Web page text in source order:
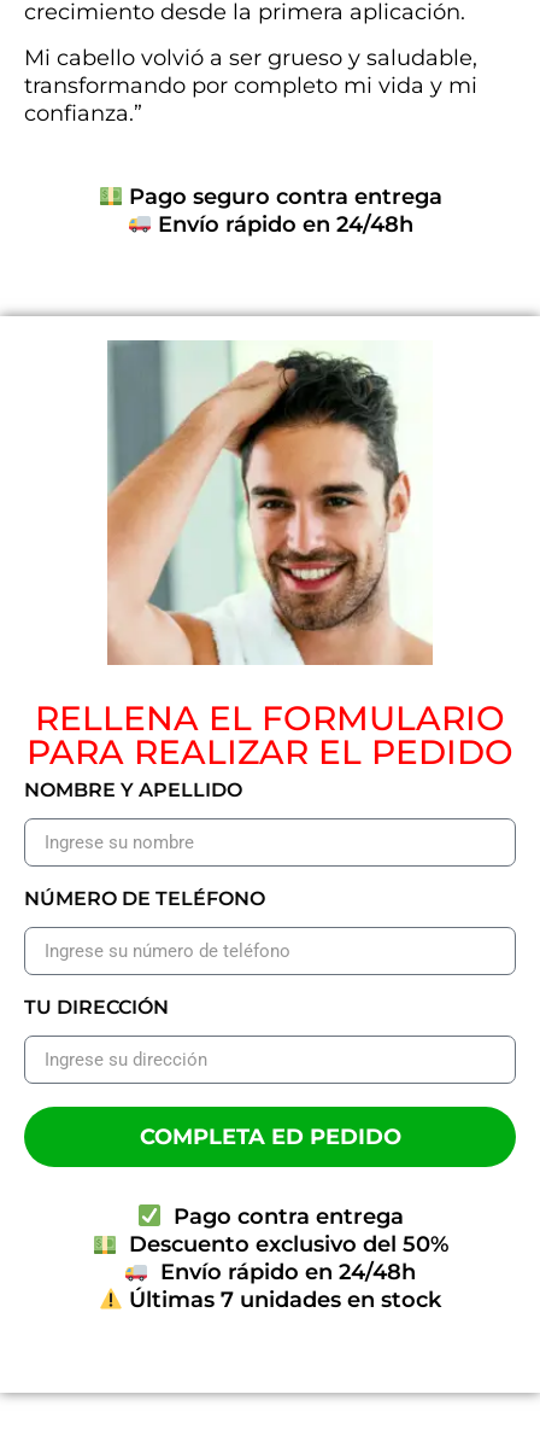
crecimiento desde la primera aplicación.
Mi cabello volvió a ser grueso y saludable,
transformando por completo mi vida y mi
confianza.”
Pago seguro contra entrega
Envío rápido en 24/48h
RELLENA EL FORMULARIO
PARA REALIZAR EL PEDIDO
NOMBRE Y APELLIDO
NÚMERO DE TELÉFONO
TU DIRECCIÓN
COMPLETA ED PEDIDO
Pago contra entrega
Descuento exclusivo del 50%
Envío rápido en 24/48h
Últimas 7 unidades en stock